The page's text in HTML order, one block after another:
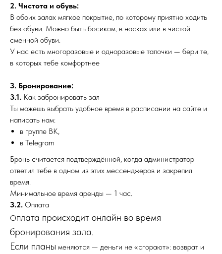
2. Чистота и обувь:
В обоих залах мягкое покрытие, по которому приятно ходить
без обуви. Можно быть босиком, в носках или в чистой
сменной обуви.
У нас есть многоразовые и одноразовые тапочки — бери те,
в которых тебе комфортнее
3. Бронирование:
3.1. Как забронировать зал
Ты можешь выбрать удобное время в расписании на сайте и
написать нам:
в группе ВК,
в Telegram
Бронь считается подтверждённой, когда администратор
ответил тебе в одном из этих мессенджеров и закрепил
время.
Минимальное время аренды — 1 час.
3.2. Оплата
Оплата происходит онлайн во время
бронирования зала.
Если планы меняются — деньги не «сгорают»: возврат и